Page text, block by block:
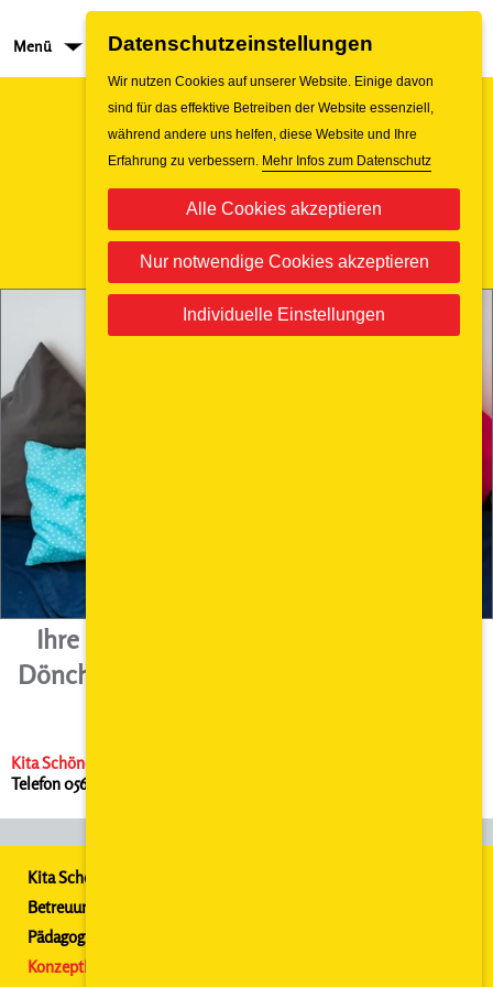
Menü
Ihre Kita direkt am Naturschutzgebiet
Dönche. Gut zu erreichen mit ÖPNV und
Kita Schöne Aussicht
Telefon 0561 574 63 770
Kita Schöne Aussicht
Betreuungszeiten
Pädagog. Schwerpunkte
Konzeption
Datenschutzeinstellungen
Wir nutzen Cookies auf unserer Website. Einige davon
sind für das effektive Betreiben der Website essenziell,
während andere uns helfen, diese Website und Ihre
Erfahrung zu verbessern. Mehr Infos zum Datenschutz
Alle Cookies akzeptieren
Nur notwendige Cookies akzeptieren
Individuelle Einstellungen